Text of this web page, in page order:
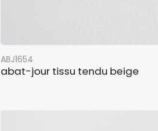
ABJ1654
abat-jour tissu tendu beige